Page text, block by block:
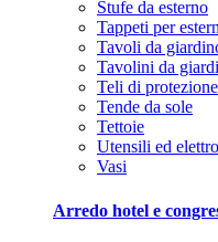
Stufe da esterno
Tappeti per
Tavoli da
Tavolini da
Teli di
Tende da sole
Tettoie
Utensili ed
Vasi
Arredo hotel e